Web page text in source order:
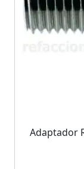
Adaptador